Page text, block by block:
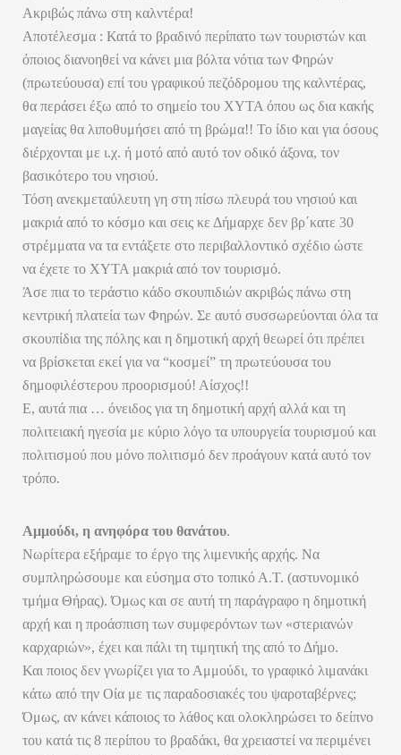
Ακριβώς πάνω στη καλντέρα!
Αποτέλεσμα : Κατά το βραδινό περίπατο των τουριστών και
όποιος διανοηθεί να κάνει μια βόλτα νότια των Φηρών
(πρωτεύουσα) επί του γραφικού πεζόδρομου της καλντέρας,
θα περάσει έξω από το σημείο του ΧΥΤΑ όπου ως δια κακής
μαγείας θα λιποθυμήσει από τη βρώμα!! Το ίδιο και για όσους
διέρχονται με ι.χ. ή μοτό από αυτό τον οδικό άξονα, τον
βασικότερο του νησιού.
Τόση ανεκμεταύλευτη γη στη πίσω πλευρά του νησιού και
μακριά από το κόσμο και σεις κε Δήμαρχε δεν βρ΄κατε 30
στρέμματα να τα εντάξετε στο περιβαλλοντικό σχέδιο ώστε
να έχετε το ΧΥΤΑ μακριά από τον τουρισμό.
Άσε πια το τεράστιο κάδο σκουπιδιών ακριβώς πάνω στη
κεντρική πλατεία των Φηρών. Σε αυτό συσσωρεύονται όλα τα
σκουπίδια της πόλης και η δημοτική αρχή θεωρεί ότι πρέπει
να βρίσκεται εκεί για να “κοσμεί” τη πρωτεύουσα του
δημοφιλέστερου προορισμού! Αίσχος!!
Ε, αυτά πια … όνειδος για τη δημοτική αρχή αλλά και τη
πολιτειακή ηγεσία με κύριο λόγο τα υπουργεία τουρισμού και
πολιτισμού που μόνο πολιτισμό δεν προάγουν κατά αυτό τον
τρόπο.
Αμμούδι, η ανηφόρα του θανάτου.
Νωρίτερα εξήραμε το έργο της λιμενικής αρχής. Να
συμπληρώσουμε και εύσημα στο τοπικό Α.Τ. (αστυνομικό
τμήμα Θήρας). Όμως και σε αυτή τη παράγραφο η δημοτική
αρχή και η προάσπιση των συμφερόντων των «στεριανών
καρχαριών», έχει και πάλι τη τιμητική της από το Δήμο.
Και ποιος δεν γνωρίζει για το Αμμούδι, το γραφικό λιμανάκι
κάτω από την Οία με τις παραδοσιακές του ψαροταβέρνες;
Όμως, αν κάνει κάποιος το λάθος και ολοκληρώσει το δείπνο
του κατά τις 8 περίπου το βραδάκι, θα χρειαστεί να περιμένει